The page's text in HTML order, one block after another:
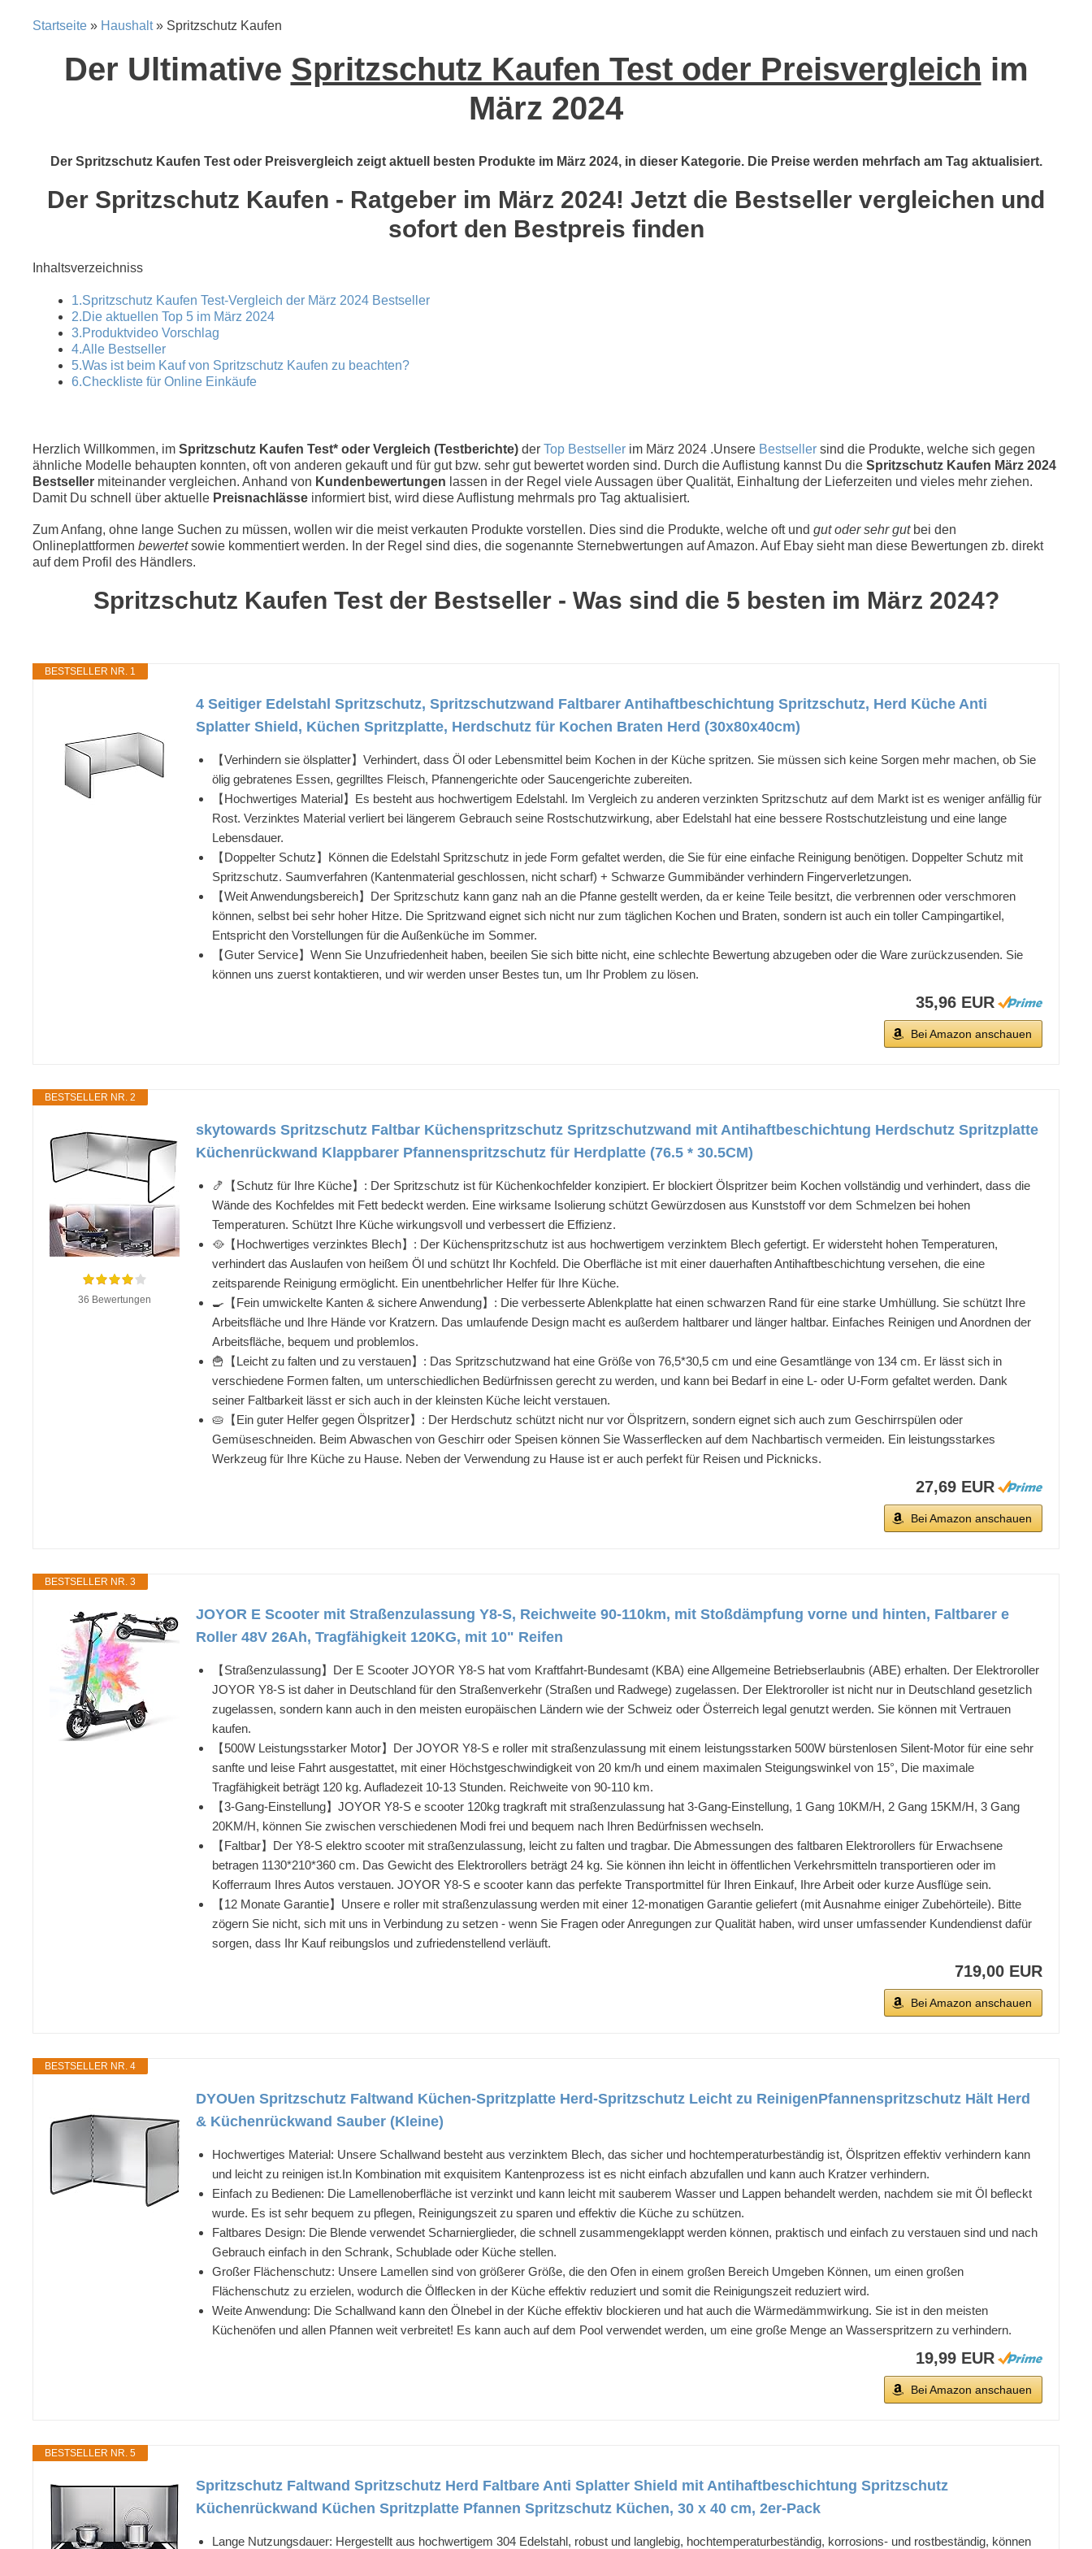
Startseite » Haushalt» Spritzschutz Kaufen
Der Ultimative Spritzschutz Kaufen Test oder Preisvergleich im
März 2024
Der Spritzschutz Kaufen Test oder Preisvergleich zeigt aktuell besten Produkte im März 2024, in dieser Kategorie. Die Preise werden mehrfach am Tag aktualisiert.
Der Spritzschutz Kaufen - Ratgeber im März 2024! Jetzt die Bestseller vergleichen und
sofort den Bestpreis finden
Inhaltsverzeichniss
1.Spritzschutz Kaufen Test-Vergleich der März 2024 Bestseller
2.Die aktuellen Top 5 im März 2024
3.Produktvideo Vorschlag
4.Alle Bestseller
5.Was ist beim Kauf von Spritzschutz Kaufen zu beachten?
6.Checkliste für Online Einkäufe
Herzlich Willkommen, im Spritzschutz Kaufen Test* oder Vergleich (Testberichte) der Top Bestseller im März 2024 .Unsere Bestseller sind die Produkte, welche sich gegen
ähnliche Modelle behaupten konnten, oft von anderen gekauft und für gut bzw. sehr gut bewertet worden sind. Durch die Auflistung kannst Du die Spritzschutz Kaufen März 2024
Bestseller miteinander vergleichen. Anhand von Kundenbewertungen lassen in der Regel viele Aussagen über Qualität, Einhaltung der Lieferzeiten und vieles mehr ziehen.
Damit Du schnell über aktuelle Preisnachlässe informiert bist, wird diese Auflistung mehrmals pro Tag aktualisiert.
Zum Anfang, ohne lange Suchen zu müssen, wollen wir die meist verkauten Produkte vorstellen. Dies sind die Produkte, welche oft und gut oder sehr gutbei den
Onlineplattformen bewertetsowie kommentiert werden. In der Regel sind dies, die sogenannte Sternebwertungen auf Amazon. Auf Ebay sieht man diese Bewertungen zb. direkt
auf dem Profil des Händlers.
Spritzschutz Kaufen Test der Bestseller - Was sind die 5 besten im März 2024?
BESTSELLER NR. 1
4 Seitiger Edelstahl Spritzschutz, Spritzschutzwand Faltbarer Antihaftbeschichtung Spritzschutz, Herd Küche Anti
Splatter Shield, Küchen Spritzplatte, Herdschutz für Kochen Braten Herd (30x80x40cm)
【Verhindern sie ölsplatter】Verhindert, dass Öl oder Lebensmittel beim Kochen in der Küche spritzen. Sie müssen sich keine Sorgen mehr machen, ob Sie
ölig gebratenes Essen, gegrilltes Fleisch, Pfannengerichte oder Saucengerichte zubereiten.
【Hochwertiges Material】Es besteht aus hochwertigem Edelstahl. Im Vergleich zu anderen verzinkten Spritzschutz auf dem Markt ist es weniger anfällig für
Rost. Verzinktes Material verliert bei längerem Gebrauch seine Rostschutzwirkung, aber Edelstahl hat eine bessere Rostschutzleistung und eine lange
Lebensdauer.
【Doppelter Schutz】Können die Edelstahl Spritzschutz in jede Form gefaltet werden, die Sie für eine einfache Reinigung benötigen. Doppelter Schutz mit
Spritzschutz. Saumverfahren (Kantenmaterial geschlossen, nicht scharf) + Schwarze Gummibänder verhindern Fingerverletzungen.
【Weit Anwendungsbereich】Der Spritzschutz kann ganz nah an die Pfanne gestellt werden, da er keine Teile besitzt, die verbrennen oder verschmoren
können, selbst bei sehr hoher Hitze. Die Spritzwand eignet sich nicht nur zum täglichen Kochen und Braten, sondern ist auch ein toller Campingartikel,
Entspricht den Vorstellungen für die Außenküche im Sommer.
【Guter Service】Wenn Sie Unzufriedenheit haben, beeilen Sie sich bitte nicht, eine schlechte Bewertung abzugeben oder die Ware zurückzusenden. Sie
können uns zuerst kontaktieren, und wir werden unser Bestes tun, um Ihr Problem zu lösen.
35,96 EUR
Bei Amazon anschauen
BESTSELLER NR. 2
36 Bewertungen
skytowards Spritzschutz Faltbar Küchenspritzschutz Spritzschutzwand mit Antihaftbeschichtung Herdschutz Spritzplatte
Küchenrückwand Klappbarer Pfannenspritzschutz für Herdplatte (76.5 * 30.5CM)
🍤【Schutz für Ihre Küche】: Der Spritzschutz ist für Küchenkochfelder konzipiert. Er blockiert Ölspritzer beim Kochen vollständig und verhindert, dass die
Wände des Kochfeldes mit Fett bedeckt werden. Eine wirksame Isolierung schützt Gewürzdosen aus Kunststoff vor dem Schmelzen bei hohen
Temperaturen. Schützt Ihre Küche wirkungsvoll und verbessert die Effizienz.
🥘【Hochwertiges verzinktes Blech】: Der Küchenspritzschutz ist aus hochwertigem verzinktem Blech gefertigt. Er widersteht hohen Temperaturen,
verhindert das Auslaufen von heißem Öl und schützt Ihr Kochfeld. Die Oberfläche ist mit einer dauerhaften Antihaftbeschichtung versehen, die eine
zeitsparende Reinigung ermöglicht. Ein unentbehrlicher Helfer für Ihre Küche.
🍳【Fein umwickelte Kanten & sichere Anwendung】: Die verbesserte Ablenkplatte hat einen schwarzen Rand für eine starke Umhüllung. Sie schützt Ihre
Arbeitsfläche und Ihre Hände vor Kratzern. Das umlaufende Design macht es außerdem haltbarer und länger haltbar. Einfaches Reinigen und Anordnen der
Arbeitsfläche, bequem und problemlos.
🍟【Leicht zu falten und zu verstauen】: Das Spritzschutzwand hat eine Größe von 76,5*30,5 cm und eine Gesamtlänge von 134 cm. Er lässt sich in
verschiedene Formen falten, um unterschiedlichen Bedürfnissen gerecht zu werden, und kann bei Bedarf in eine L- oder U-Form gefaltet werden. Dank
seiner Faltbarkeit lässt er sich auch in der kleinsten Küche leicht verstauen.
🥧【Ein guter Helfer gegen Ölspritzer】: Der Herdschutz schützt nicht nur vor Ölspritzern, sondern eignet sich auch zum Geschirrspülen oder
Gemüseschneiden. Beim Abwaschen von Geschirr oder Speisen können Sie Wasserflecken auf dem Nachbartisch vermeiden. Ein leistungsstarkes
Werkzeug für Ihre Küche zu Hause. Neben der Verwendung zu Hause ist er auch perfekt für Reisen und Picknicks.
27,69 EUR
Bei Amazon anschauen
BESTSELLER NR. 3
JOYOR E Scooter mit Straßenzulassung Y8-S, Reichweite 90-110km, mit Stoßdämpfung vorne und hinten, Faltbarer e
Roller 48V 26Ah, Tragfähigkeit 120KG, mit 10" Reifen
【Straßenzulassung】Der E Scooter JOYOR Y8-S hat vom Kraftfahrt-Bundesamt (KBA) eine Allgemeine Betriebserlaubnis (ABE) erhalten. Der Elektroroller
JOYOR Y8-S ist daher in Deutschland für den Straßenverkehr (Straßen und Radwege) zugelassen. Der Elektroroller ist nicht nur in Deutschland gesetzlich
zugelassen, sondern kann auch in den meisten europäischen Ländern wie der Schweiz oder Österreich legal genutzt werden. Sie können mit Vertrauen
kaufen.
【500W Leistungsstarker Motor】Der JOYOR Y8-S e roller mit straßenzulassung mit einem leistungsstarken 500W bürstenlosen Silent-Motor für eine sehr
sanfte und leise Fahrt ausgestattet, mit einer Höchstgeschwindigkeit von 20 km/h und einem maximalen Steigungswinkel von 15°, Die maximale
Tragfähigkeit beträgt 120 kg. Aufladezeit 10-13 Stunden. Reichweite von 90-110 km.
【3-Gang-Einstellung】JOYOR Y8-S e scooter 120kg tragkraft mit straßenzulassung hat 3-Gang-Einstellung, 1 Gang 10KM/H, 2 Gang 15KM/H, 3 Gang
20KM/H, können Sie zwischen verschiedenen Modi frei und bequem nach Ihren Bedürfnissen wechseln.
【Faltbar】Der Y8-S elektro scooter mit straßenzulassung, leicht zu falten und tragbar. Die Abmessungen des faltbaren Elektrorollers für Erwachsene
betragen 1130*210*360 cm. Das Gewicht des Elektrorollers beträgt 24 kg. Sie können ihn leicht in öffentlichen Verkehrsmitteln transportieren oder im
Kofferraum Ihres Autos verstauen. JOYOR Y8-S e scooter kann das perfekte Transportmittel für Ihren Einkauf, Ihre Arbeit oder kurze Ausflüge sein.
【12 Monate Garantie】Unsere e roller mit straßenzulassung werden mit einer 12-monatigen Garantie geliefert (mit Ausnahme einiger Zubehörteile). Bitte
zögern Sie nicht, sich mit uns in Verbindung zu setzen - wenn Sie Fragen oder Anregungen zur Qualität haben, wird unser umfassender Kundendienst dafür
sorgen, dass Ihr Kauf reibungslos und zufriedenstellend verläuft.
719,00 EUR
Bei Amazon anschauen
BESTSELLER NR. 4
DYOUen Spritzschutz Faltwand Küchen-Spritzplatte Herd-Spritzschutz Leicht zu ReinigenPfannenspritzschutz Hält Herd
& Küchenrückwand Sauber (Kleine)
Hochwertiges Material: Unsere Schallwand besteht aus verzinktem Blech, das sicher und hochtemperaturbeständig ist, Ölspritzen effektiv verhindern kann
und leicht zu reinigen ist.In Kombination mit exquisitem Kantenprozess ist es nicht einfach abzufallen und kann auch Kratzer verhindern.
Einfach zu Bedienen: Die Lamellenoberfläche ist verzinkt und kann leicht mit sauberem Wasser und Lappen behandelt werden, nachdem sie mit Öl befleckt
wurde. Es ist sehr bequem zu pflegen, Reinigungszeit zu sparen und effektiv die Küche zu schützen.
Faltbares Design: Die Blende verwendet Scharnierglieder, die schnell zusammengeklappt werden können, praktisch und einfach zu verstauen sind und nach
Gebrauch einfach in den Schrank, Schublade oder Küche stellen.
Großer Flächenschutz: Unsere Lamellen sind von größerer Größe, die den Ofen in einem großen Bereich Umgeben Können, um einen großen
Flächenschutz zu erzielen, wodurch die Ölflecken in der Küche effektiv reduziert und somit die Reinigungszeit reduziert wird.
Weite Anwendung: Die Schallwand kann den Ölnebel in der Küche effektiv blockieren und hat auch die Wärmedämmwirkung. Sie ist in den meisten
Küchenöfen und allen Pfannen weit verbreitet! Es kann auch auf dem Pool verwendet werden, um eine große Menge an Wasserspritzern zu verhindern.
19,99 EUR
Bei Amazon anschauen
BESTSELLER NR. 5
Spritzschutz Faltwand Spritzschutz Herd Faltbare Anti Splatter Shield mit Antihaftbeschichtung Spritzschutz
Küchenrückwand Küchen Spritzplatte Pfannen Spritzschutz Küchen, 30 x 40 cm, 2er-Pack
Lange Nutzungsdauer: Hergestellt aus hochwertigem 304 Edelstahl, robust und langlebig, hochtemperaturbeständig, korrosions- und rostbeständig, können